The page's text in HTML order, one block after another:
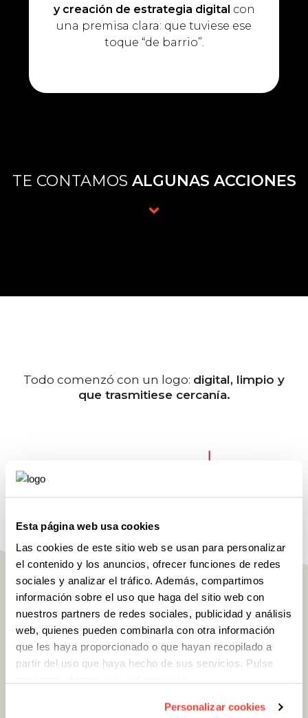
Esta página web usa cookies
Las cookies de este sitio web se usan para personalizar
el contenido y los anuncios, ofrecer funciones de redes
sociales y analizar el tráfico. Además, compartimos
información sobre el uso que haga del sitio web con
nuestros partners de redes sociales, publicidad y análisis
web, quienes pueden combinarla con otra información
que les haya proporcionado o que hayan recopilado a
partir del uso que haya hecho de sus servicios. Pulse
Personalizar cookies
y creación de estrategia digital con
una premisa clara: que tuviese ese
toque “de barrio”.
TE CONTAMOS ALGUNAS ACCIONES
Todo comenzó con un logo: digital, limpio y
que trasmitiese cercanía.
Diseñamos y maquetamos unaecommerce
muy intuitiva en la que los clientes pueden
elegir cómo quieren que les preparen los
pedidos, beneficiarse de ofertas y de lotes
especiales… Como cuando vas al mercado,
pero con un carro de la compra menos
pesado: eliges el corte, pides por piezas o
que si hace falta, hasta te llama Joaquín